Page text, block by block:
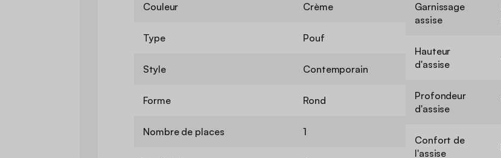
Couleur Crème
Type Pouf
Style Contemporain
Forme Rond
Nombre de places 1
Garnissage
assise
Hauteur
d'assise
Profondeur
d'assise
Confort de
l'assise